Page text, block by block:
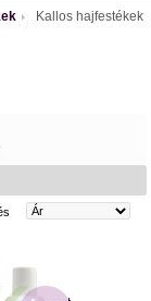
Kallos hajfestékek